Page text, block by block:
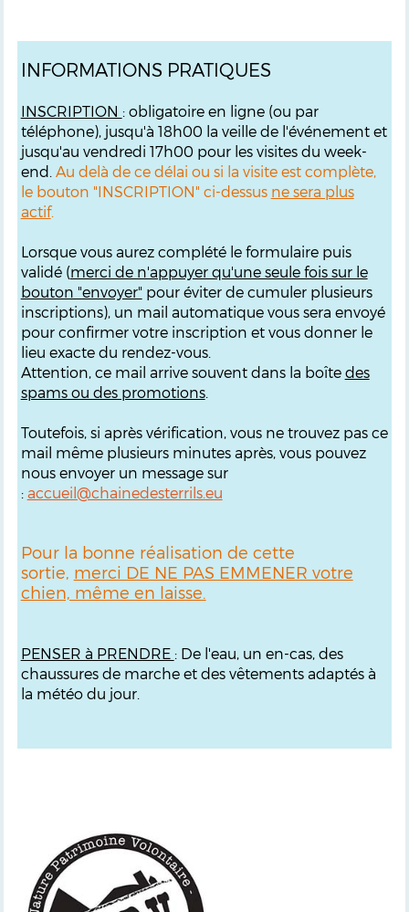
INFORMATIONS PRATIQUES
INSCRIPTION : obligatoire en ligne (ou par
téléphone), jusqu'à 18h00 la veille de l'événement et
jusqu'au vendredi 17h00 pour les visites du week-
end. Au delà de ce délai ou si la visite est complète,
le bouton "INSCRIPTION" ci-dessus ne sera plus
actif.
Lorsque vous aurez complété le formulaire puis
validé (merci de n'appuyer qu'une seule fois sur le
bouton "envoyer" pour éviter de cumuler plusieurs
inscriptions), un mail automatique vous sera envoyé
pour confirmer votre inscription et vous donner le
lieu exacte du rendez-vous.
Attention, ce mail arrive souvent dans la boîte des
spams ou des promotions.
Toutefois, si après vérification, vous ne trouvez pas ce
mail même plusieurs minutes après, vous pouvez
nous envoyer un message sur
: accueil@chainedesterrils.eu
Pour la bonne réalisation de cette
sortie, merci DE NE PAS EMMENER votre
chien, même en laisse.
PENSER à PRENDRE : De l'eau, un en-cas, des
chaussures de marche et des vêtements adaptés à
la météo du jour.